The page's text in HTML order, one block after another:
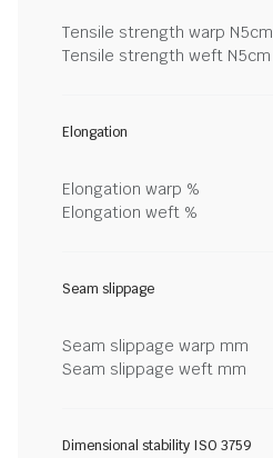
Tensile strength warp N5cm
Tensile strength weft N5cm
Elongation
Elongation warp %
Elongation weft %
Seam slippage
Seam slippage warp mm
Seam slippage weft mm
Dimensional stability ISO 3759